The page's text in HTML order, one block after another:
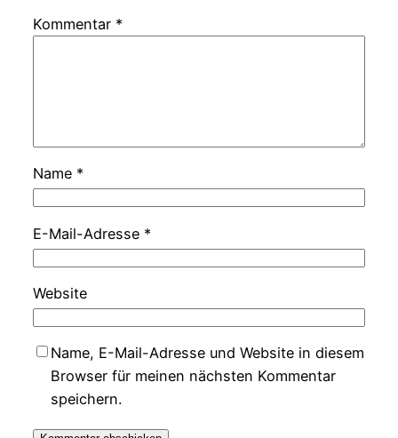
Kommentar *
Name *
E-Mail-Adresse *
Website
Name, E-Mail-Adresse und Website in diesem
Browser für meinen nächsten Kommentar
speichern.